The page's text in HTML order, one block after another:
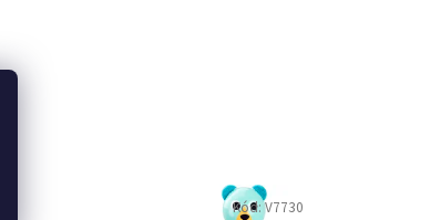
Kód:V7730